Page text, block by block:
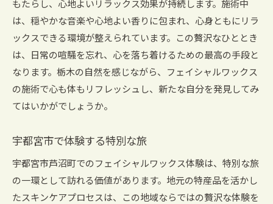
もたらし、心地よいリラックス効果が持続します。施術中
は、穏やかな音楽や心地よい香りに包まれ、心身ともにリラ
ックスできる環境が整えられています。この贅沢なひととき
は、日常の喧騒を忘れ、心を落ち着けるための最高の手段と
なります。栃木の自然を感じながら、フェイシャルワックス
の施術で心も体もリフレッシュし、新たな自分を発見してみ
てはいかがでしょうか。
宇都宮市で体験する特別な旅
宇都宮市芦沼町でのフェイシャルワックス体験は、特別な旅
の一環として訪れる価値があります。地元の特産品を活かし
たスキンケアプロセスは、この地域ならではの贅沢な体験を